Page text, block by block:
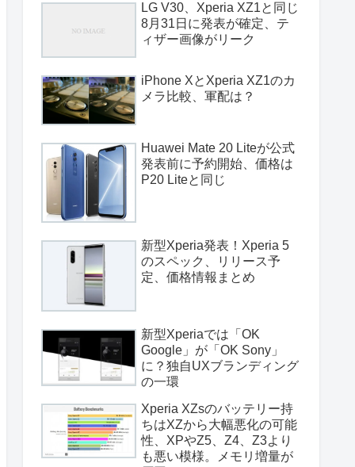
LG V30、Xperia XZ1と同じ
8月31日に発表が確定、テ
ィザー画像がリーク
iPhone XとXperia XZ1のカ
メラ比較、軍配は？
Huawei Mate 20 Liteが公式
発表前に予約開始、価格は
P20 Liteと同じ
新型Xperia発表！Xperia 5
のスペック、リリース予
定、価格情報まとめ
新型Xperiaでは「OK
Google」が「OK Sony」
に？独自UXブランディング
の一環
Xperia XZsのバッテリー持
ちはXZから大幅悪化の可能
性、XPやZ5、Z4、Z3より
も悪い模様。メモリ増量が